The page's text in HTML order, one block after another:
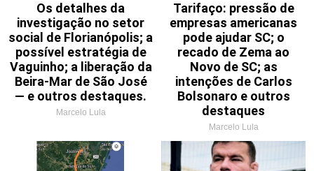
Os detalhes da
investigação no setor
social de Florianópolis; a
possível estratégia de
Vaguinho; a liberação da
Beira-Mar de São José
— e outros destaques.
Marcelo Lula
Tarifaço: pressão de
empresas americanas
pode ajudar SC; o
recado de Zema ao
Novo de SC; as
intenções de Carlos
Bolsonaro e outros
destaques
Marcelo Lula